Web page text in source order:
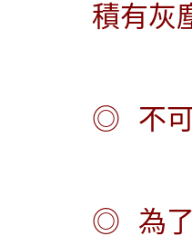
積有灰
◎ 不
◎
為